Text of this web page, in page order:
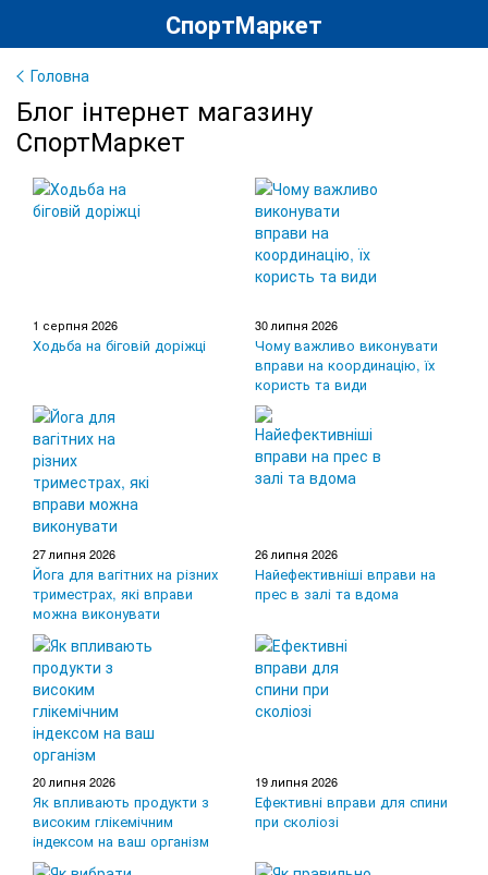
СпортМаркет
Головна
Блог інтернет магазину
СпортМаркет
1 серпня 2026
Ходьба на біговій доріжці
30 липня 2026
Чому важливо виконувати
вправи на координацію, їх
користь та види
27 липня 2026
Йога для вагітних на різних
триместрах, які вправи
можна виконувати
26 липня 2026
Найефективніші вправи на
прес в залі та вдома
20 липня 2026
Як впливають продукти з
високим глікемічним
індексом на ваш організм
19 липня 2026
Ефективні вправи для спини
при сколіозі